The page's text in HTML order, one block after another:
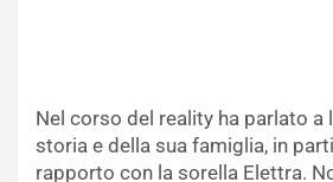
Nel corso del reality ha parlato a
storia e della sua famiglia, in
rapporto con la sorella Elettra.